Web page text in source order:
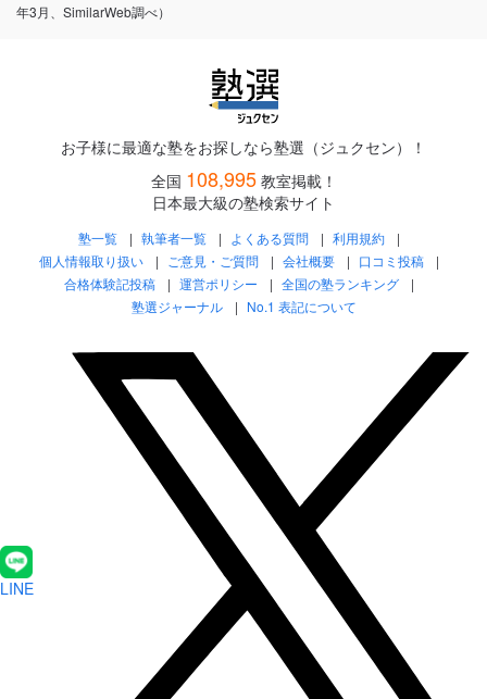
年3月、SimilarWeb調べ）
お子様に最適な塾をお探しなら塾選（ジュクセン）！
全国 108,995 教室掲載！
日本最大級の塾検索サイト
塾一覧 執筆者一覧 よくある質問
利用規約
個人情報取り扱い
ご意見・ご質問 会社概要
口コミ投稿
合格体験記投稿
運営ポリシー
全国の塾ランキング
塾選ジャーナル
No.1 表記について
LINE